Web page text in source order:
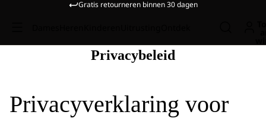
Gratis retourneren binnen 30 dagen
Privacybeleid
Privacyverklaring voor